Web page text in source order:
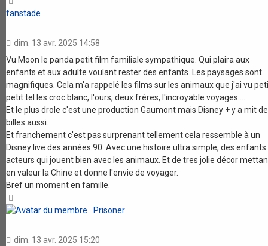
fanstade
dim. 13 avr. 2025 14:58
Vu Moon le panda petit film familiale sympathique. Qui plaira aux
enfants et aux adulte voulant rester des enfants. Les paysages sont
magnifiques. Cela m'a rappelé les films sur les animaux que j'ai vu
petit tel les croc blanc, l'ours, deux frères, l'incroyable voyages....
Et le plus drole c'est une production Gaumont mais Disney + y a mit
billes aussi.
Et franchement c'est pas surprenant tellement cela ressemble à un
Disney live des années 90. Avec une histoire ultra simple, des enfants
acteurs qui jouent bien avec les animaux. Et de tres jolie décor
en valeur la Chine et donne l'envie de voyager.
Bref un moment en famille.
Prisoner
dim. 13 avr. 2025 15:20